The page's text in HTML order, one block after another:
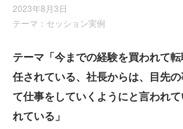
2023年8月3日
テーマ： セッション実例
テーマ「今までの経験を買われて
任されている、社長からは、目先
て仕事をしていくようにと言われ
れている」